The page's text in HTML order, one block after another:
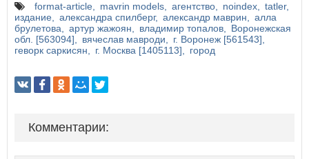
format-article mavrin models агентство noindex
tatler
издание
александра спилберг александр маврин
алла
брулетова
артур жажоян владимир топалов
Воронежская
обл. [563094]
вячеслав мавроди
г. Воронеж [561543]
геворк саркисян
г. Москва [1405113] город
Комментарии: